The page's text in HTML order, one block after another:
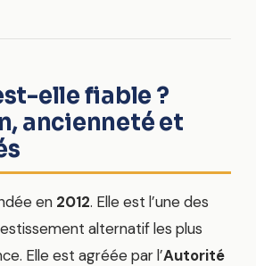
elle fiable ?
ancienneté et
en 2012. Elle est l’une des
alternatif les plus
Elle est agréée par l’Autorité